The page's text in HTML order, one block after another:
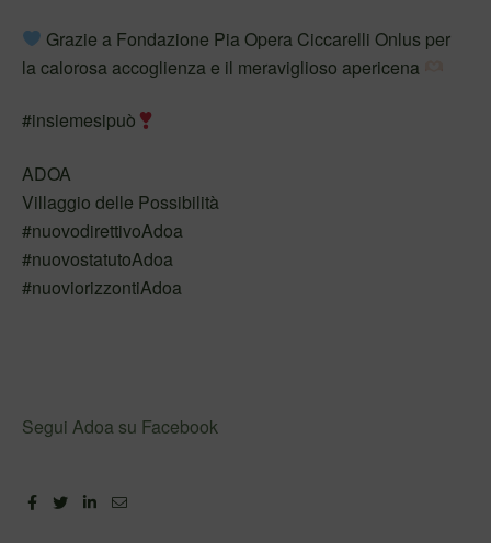
Grazie a Fondazione Pia Opera Ciccarelli Onlus per
la calorosa accoglienza e il meraviglioso apericena
#insiemesipuò
ADOA
Villaggio delle Possibilità
#nuovodirettivoAdoa
#nuovostatutoAdoa
#nuoviorizzontiAdoa
Segui Adoa su Facebook
FacebookTwitterLinkedin
Email